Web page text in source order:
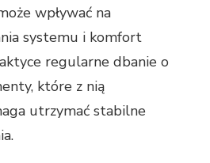
wpływać na
systemu i komfort
regularne dbanie o
które z nią
utrzymać stabilne